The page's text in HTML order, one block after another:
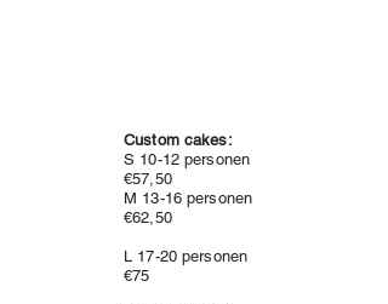
Custom cakes:
S 10-12 personen
€57,50
M 13-16 personen
€62,50
L 17-20 personen
€75